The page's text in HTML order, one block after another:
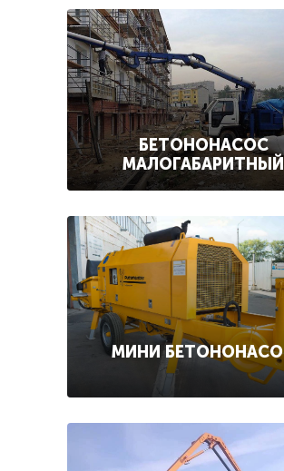
БЕТОНОНАСОС
МАЛОГАБАРИТНЫЙ
МИНИ